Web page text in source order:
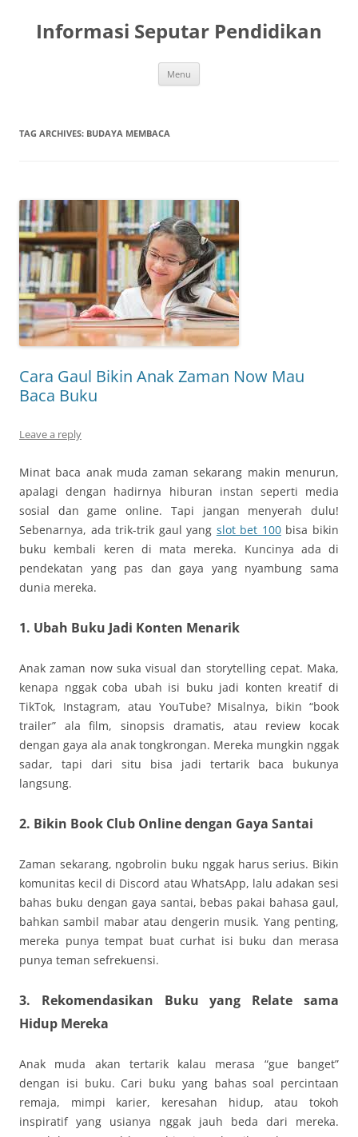
content
Informasi Seputar Pendidikan
Menu
TAG ARCHIVES: BUDAYA MEMBACA
Cara Gaul Bikin Anak Zaman Now Mau
Baca Buku
Leave a reply
Minat baca anak muda zaman sekarang makin menurun,
apalagi dengan hadirnya hiburan instan seperti media
sosial dan game online. Tapi jangan menyerah dulu!
Sebenarnya, ada trik-trik gaul yang slot bet 100bisa bikin
buku kembali keren di mata mereka. Kuncinya ada di
pendekatan yang pas dan gaya yang nyambung sama
dunia mereka.
1. Ubah Buku Jadi Konten Menarik
Anak zaman now suka visual dan storytelling cepat. Maka,
kenapa nggak coba ubah isi buku jadi konten kreatif di
TikTok, Instagram, atau YouTube? Misalnya, bikin “book
trailer” ala film, sinopsis dramatis, atau review kocak
dengan gaya ala anak tongkrongan. Mereka mungkin nggak
sadar, tapi dari situ bisa jadi tertarik baca bukunya
langsung.
2. Bikin Book Club Online dengan Gaya Santai
Zaman sekarang, ngobrolin buku nggak harus serius. Bikin
komunitas kecil di Discord atau WhatsApp, lalu adakan sesi
bahas buku dengan gaya santai, bebas pakai bahasa gaul,
bahkan sambil mabar atau dengerin musik. Yang penting,
mereka punya tempat buat curhat isi buku dan merasa
punya teman sefrekuensi.
3. Rekomendasikan Buku yang Relate sama
Hidup Mereka
Anak muda akan tertarik kalau merasa “gue banget”
dengan isi buku. Cari buku yang bahas soal percintaan
remaja, mimpi karier, keresahan hidup, atau tokoh
inspiratif yang usianya nggak jauh beda dari mereka.